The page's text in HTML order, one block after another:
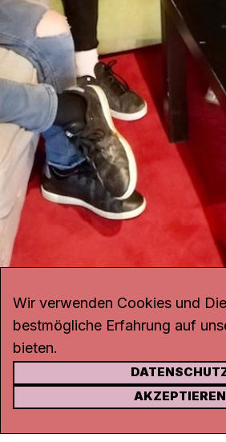
KONTAKT
Wir verwenden Cookies und
bestmögliche Erfahrung auf
bieten.
AKZEPTIEREN